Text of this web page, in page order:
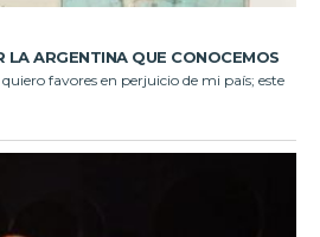
LA ARGENTINA QUE CONOCEMOS